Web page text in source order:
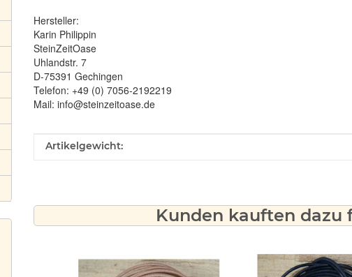
Hersteller:
Karin Philippin
SteinZeitOase
Uhlandstr. 7
D-75391 Gechingen
Telefon: +49 (0) 7056-2192219
Mail: info@steinzeitoase.de
Produkteigenschaft
Wert
Artikelgewicht:
Kunden kauften dazu